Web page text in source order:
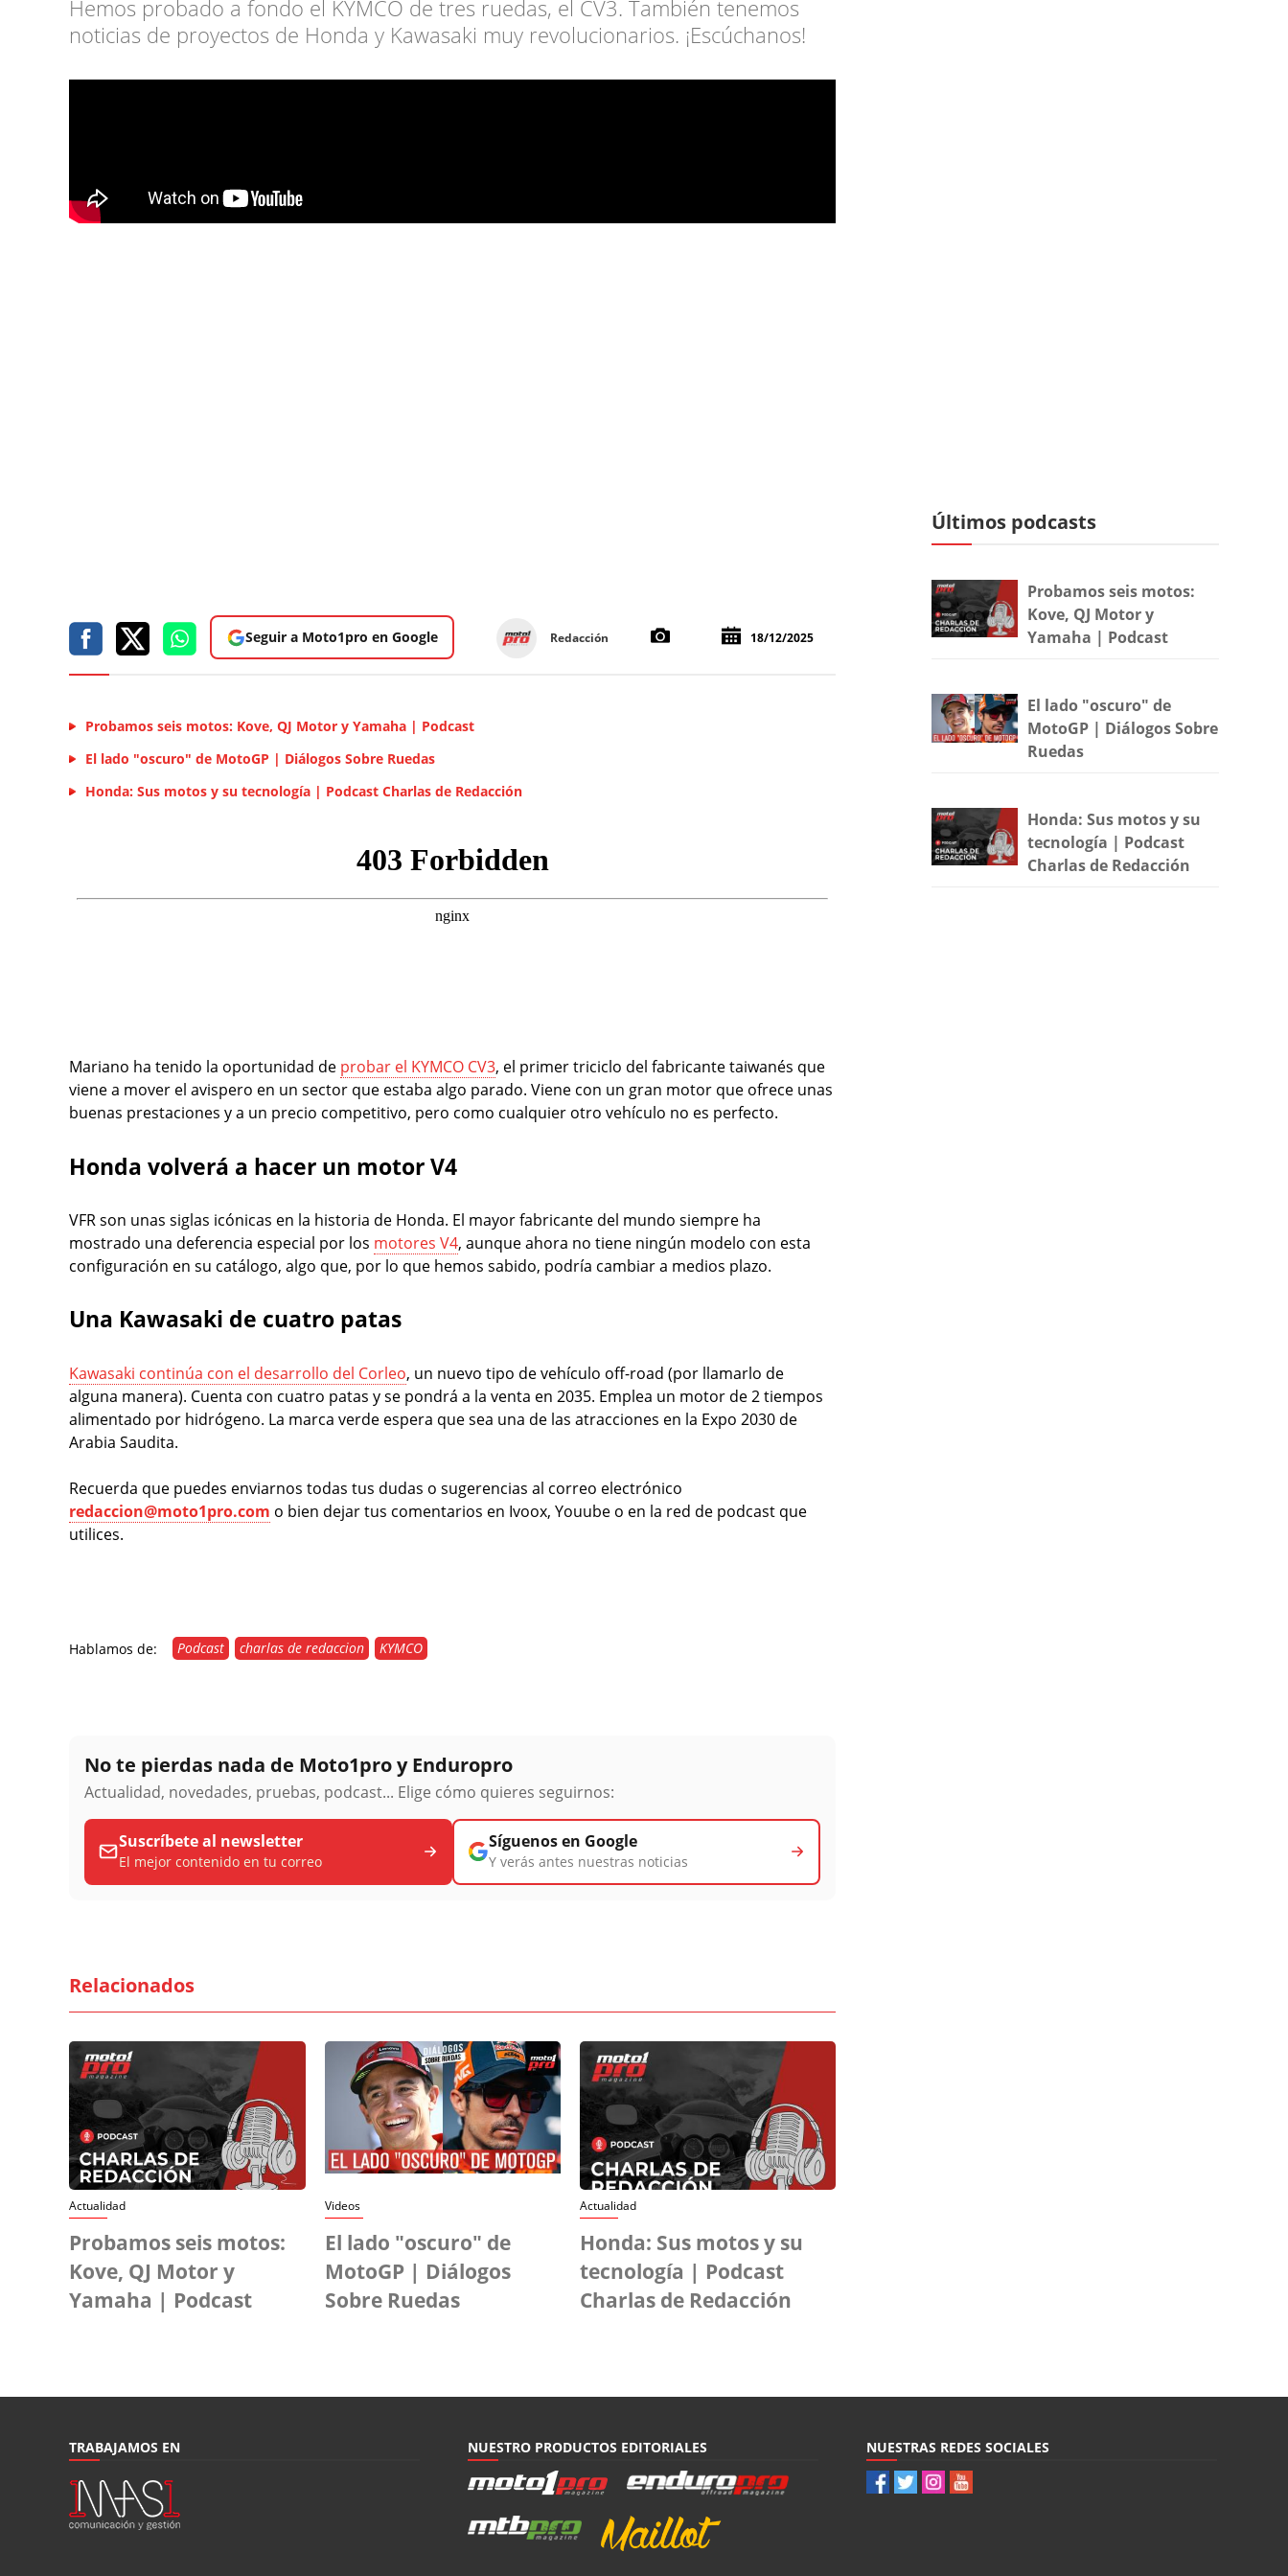
Hemos probado a fondo el KYMCO de tres ruedas, el CV3. También tenemos
noticias de proyectos de Honda y Kawasaki muy revolucionarios. ¡Escúchanos!
Seguir a Moto1pro en Google Redacción 18/12/2025
Probamos seis motos: Kove, QJ Motor y Yamaha | Podcast
El lado "oscuro" de MotoGP | Diálogos Sobre Ruedas
Honda: Sus motos y su tecnología | Podcast Charlas de Redacción
Mariano ha tenido la oportunidad de probar el KYMCO CV3, el primer triciclo del fabricante taiwanés que
viene a mover el avispero en un sector que estaba algo parado. Viene con un gran motor que ofrece unas
buenas prestaciones y a un precio competitivo, pero como cualquier otro vehículo no es perfecto.
Honda volverá a hacer un motor V4
VFR son unas siglas icónicas en la historia de Honda. El mayor fabricante del mundo siempre ha
mostrado una deferencia especial por los motores V4, aunque ahora no tiene ningún modelo con esta
configuración en su catálogo, algo que, por lo que hemos sabido, podría cambiar a medios plazo.
Una Kawasaki de cuatro patas
Kawasaki continúa con el desarrollo del Corleo, un nuevo tipo de vehículo off-road (por llamarlo de
alguna manera). Cuenta con cuatro patas y se pondrá a la venta en 2035. Emplea un motor de 2 tiempos
alimentado por hidrógeno. La marca verde espera que sea una de las atracciones en la Expo 2030 de
Arabia Saudita.
Recuerda que puedes enviarnos todas tus dudas o sugerencias al correo electrónico
redaccion@moto1pro.com o bien dejar tus comentarios en Ivoox, Youube o en la red de podcast que
utilices.
Hablamos de: Podcast charlas de redaccion KYMCO
No te pierdas nada de Moto1pro y Enduropro
Actualidad, novedades, pruebas, podcast... Elige cómo quieres seguirnos:
Suscríbete al newsletter
El mejor contenido en tu correo
Síguenos en Google
Y verás antes nuestras noticias
Relacionados
Actualidad
Probamos seis motos:
Kove, QJ Motor y
Yamaha | Podcast
Videos
El lado "oscuro" de
MotoGP | Diálogos
Sobre Ruedas
Actualidad
Honda: Sus motos y su
tecnología | Podcast
Charlas de Redacción
Últimos podcasts
Probamos seis motos:
Kove, QJ Motor y
Yamaha | Podcast
El lado "oscuro" de
MotoGP | Diálogos Sobre
Ruedas
Honda: Sus motos y su
tecnología | Podcast
Charlas de Redacción
TRABAJAMOS EN NUESTRO PRODUCTOS EDITORIALES NUESTRAS REDES SOCIALES